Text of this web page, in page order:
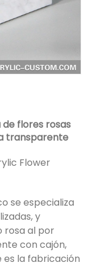
flores rosas
transparente
Flower
se especializa
y
rosa al por
con cajón,
es la fabricación